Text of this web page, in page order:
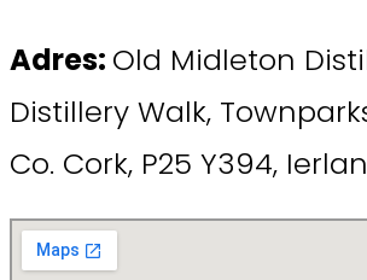
Adres: Old Midleton
Distillery Walk,
Co. Cork, P25 Y394,